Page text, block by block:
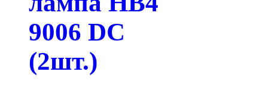
9006 DC
(2шт.)